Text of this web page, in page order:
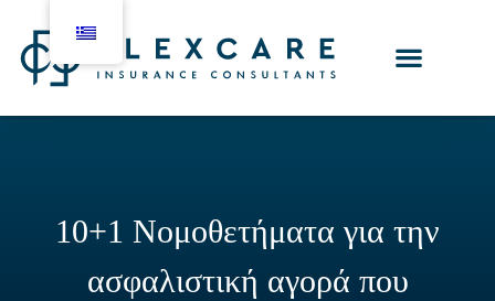
10+1 Νομοθετήματα για την
ασφαλιστική αγορά που